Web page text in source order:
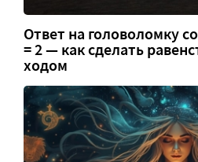
Ответ на головоломку
= 2 — как сделать
ходом